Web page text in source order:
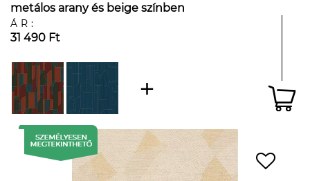
metálos arany és beige színben
ÁR:
31 490 Ft